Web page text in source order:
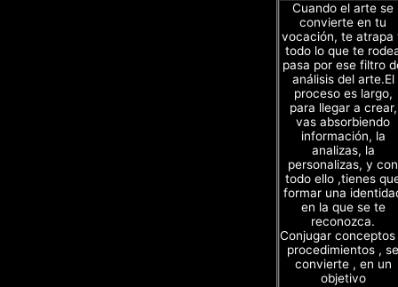
Cuando el arte se
convierte en tu
vocación, te atrapa
todo lo que te
pasa por ese filtro
análisis del arte.El
proceso es largo,
para llegar a crear,
vas absorbiendo
información, la
analizas, la
personalizas, y con
todo ello ,tienes
formar una
en la que se te
reconozca.
Conjugar
procedimientos , se
convierte , en un
objetivo